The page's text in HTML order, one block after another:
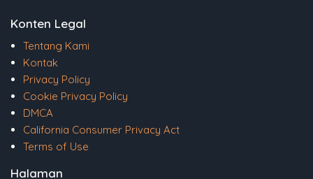
Konten Legal
Tentang Kami
Kontak
Privacy Policy
Cookie Privacy Policy
DMCA
California Consumer Privacy Act
Terms of Use
Halaman